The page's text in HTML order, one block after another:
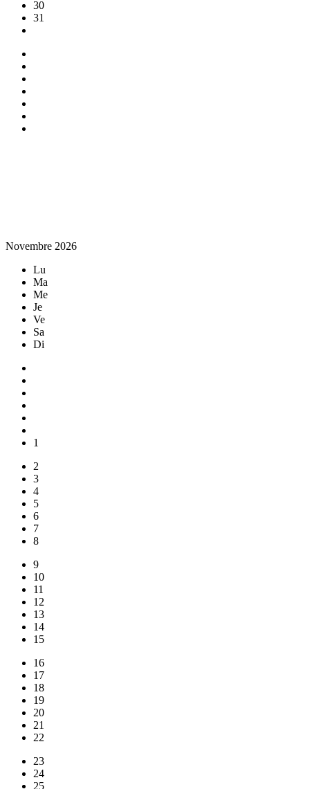
30
31
Novembre 2026
Lu
Ma
Me
Je
Ve
Sa
Di
1
2
3
4
5
6
7
8
9
10
11
12
13
14
15
16
17
18
19
20
21
22
23
24
25